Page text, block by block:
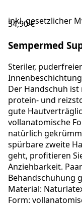
inkl. gesetzlicher
34,90 €
Sempermed
Steriler,
Der Handschuh
protein- und
gute
vollanatomische
natürlich
spürbare zweite
geht, profitieren
Anziehbarkeit.
Behandschuhung
Material:
Form: